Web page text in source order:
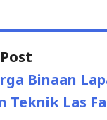
post:
Binaan
Teknik Las